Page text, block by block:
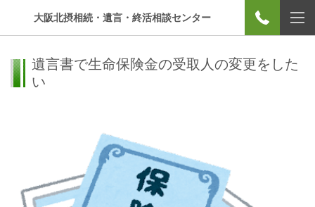
大阪北摂相続・遺言・終活相談センター
遺言書で生命保険金の受取人の変更をした
い